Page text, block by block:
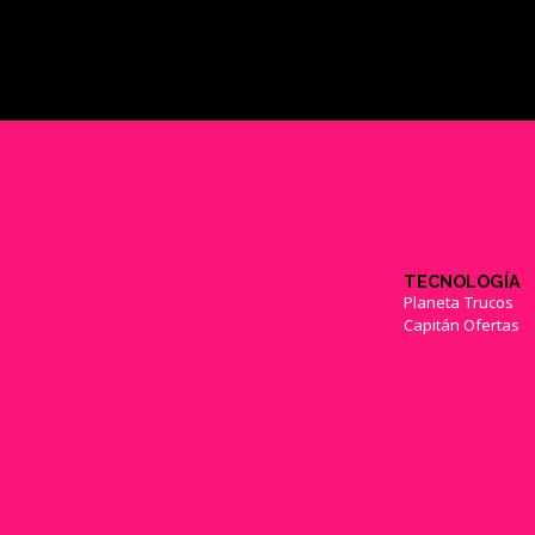
TECNOLOGÍA
Planeta Trucos
Capitán Ofertas